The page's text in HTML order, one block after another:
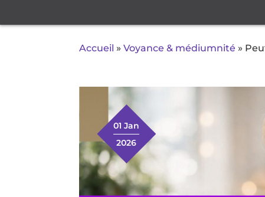
Accueil »Voyance & médiumnité »
01 Jan
2026